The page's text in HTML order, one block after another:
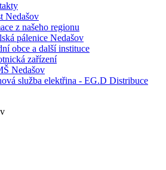
Nedašov
z našeho regionu
pálenice Nedašov
obce a další instituce
zařízení
Nedašov
služba elektřina - EG.D Distribuce